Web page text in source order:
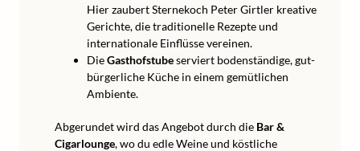
Hier zaubert Sternekoch Peter Girtler kreative
Gerichte, die traditionelle Rezepte und
internationale Einflüsse vereinen.
DieGasthofstubeserviert bodenständige, gut-
bürgerliche Küche in einem gemütlichen
Ambiente.
Abgerundet wird das Angebot durch die Bar &
Cigarlounge, wo du edle Weine und köstliche